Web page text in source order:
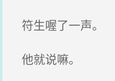
符生喔了一声。
他就说嘛。